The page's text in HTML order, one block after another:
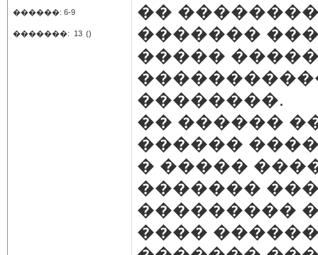
������: 6-9
�������: 13 ()
��
�������
�����
��������.
�� ������
������
� �����
�������
���������
����